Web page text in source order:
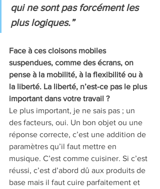
qui ne sont pas forcément les
plus logiques.”
Face à ces cloisons mobiles
suspendues, comme des écrans, on
pense à la mobilité, à la flexibilité ou à
la liberté. La liberté, n’est-ce pas le plus
important dans votre travail ?
Le plus important, je ne sais pas ; un
des facteurs, oui. Un bon objet ou une
réponse correcte, c’est une addition de
paramètres qu’il faut mettre en
musique. C’est comme cuisiner. Si c’est
réussi, c’est d’abord dû aux produits de
base mais il faut cuire parfaitement et